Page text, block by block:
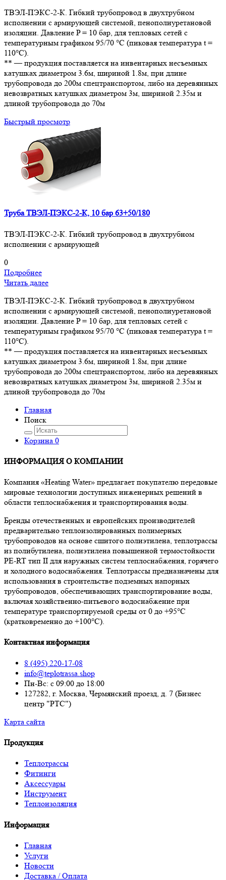
ТВЭЛ-ПЭКС-2-К. Гибкий трубопровод в двухтрубном
исполнении с армирующей системой, пенополиуретановой
изоляции. Давление P = 10 бар, для тепловых сетей с
температурным графиком 95/70 °С (пиковая температура t =
110°С).
** — продукция поставляется на инвентарных несъемных
катушках диаметром 3.6м, шириной 1.8м, при длине
трубопровода до 200м спецтранспортом, либо на деревянных
невозвратных катушках диаметром 3м, шириной 2.35м и
длиной трубопровода до 70м
Быстрый просмотр
Труба ТВЭЛ-ПЭКС-2-К, 10 бар 63+50/180
ТВЭЛ-ПЭКС-2-К. Гибкий трубопровод в двухтрубном
исполнении с армирующей
0
Подробнее
Читать далее
ТВЭЛ-ПЭКС-2-К. Гибкий трубопровод в двухтрубном
исполнении с армирующей системой, пенополиуретановой
изоляции. Давление P = 10 бар, для тепловых сетей с
температурным графиком 95/70 °С (пиковая температура t =
110°С).
** — продукция поставляется на инвентарных несъемных
катушках диаметром 3.6м, шириной 1.8м, при длине
трубопровода до 200м спецтранспортом, либо на деревянных
невозвратных катушках диаметром 3м, шириной 2.35м и
длиной трубопровода до 70м
Главная
Поиск
Корзина 0
ИНФОРМАЦИЯ О КОМПАНИИ
Компания «Heating Water» предлагает покупателю передовые
мировые технологии доступных инженерных решений в
области теплоснабжения и транспортирования воды.
Бренды отечественных и европейских производителей
предварительно теплоизолированных полимерных
трубопроводов на основе сшитого полиэтилена, теплотрассы
из полибутилена, полиэтилена повышенной термостойкости
PE-RT тип II для наружных систем теплоснабжения, горячего
и холодного водоснабжения. Теплотрассы предназначены для
использования в строительстве подземных напорных
трубопроводов, обеспечивающих транспортирование воды,
включая хозяйственно-питьевого водоснабжение при
температуре транспортируемой среды от 0 до +95°С
(кратковременно до +100°С).
Контактная информация
8 (495) 220-17-08
info@teplotrassa.shop
Пн-Вс: с 09:00 до 18:00
127282, г. Москва, Чермянский проезд, д. 7 (Бизнес
центр "РТС")
Карта сайта
Продукция
Теплотрассы
Фитинги
Аксессуары
Инструмент
Теплоизоляция
Информация
Главная
Услуги
Новости
Доставка / Оплата